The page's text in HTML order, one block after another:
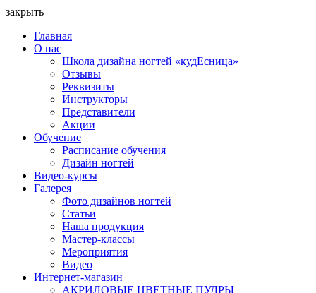
закрыть
Главная
О нас
Школа дизайна ногтей «кудЕсница»
Отзывы
Реквизиты
Инструкторы
Представители
Акции
Обучение
Расписание обучения
Дизайн ногтей
Видео-курсы
Галерея
Фото дизайнов ногтей
Статьи
Наша продукция
Мастер-классы
Мероприятия
Видео
Интернет-магазин
АКРИЛОВЫЕ ЦВЕТНЫЕ ПУДРЫ